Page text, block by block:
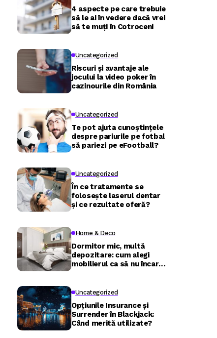
4 aspecte pe care trebuie
să le ai în vedere dacă vrei
să te muți în Cotroceni
Uncategorized
Riscuri și avantaje ale
jocului la video poker în
cazinourile din România
Uncategorized
Te pot ajuta cunoștințele
despre pariurile pe fotbal
să pariezi pe eFootball?
Uncategorized
În ce tratamente se
folosește laserul dentar
și ce rezultate oferă?
Home & Deco
Dormitor mic, multă
depozitare: cum alegi
mobilierul ca să nu încarci
Uncategorized
Opțiunile Insurance și
Surrender în Blackjack:
Când merită utilizate?